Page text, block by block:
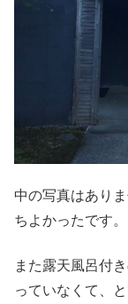
中の写真はあり
ちよかったです。
また露天風呂付
っていなくて、